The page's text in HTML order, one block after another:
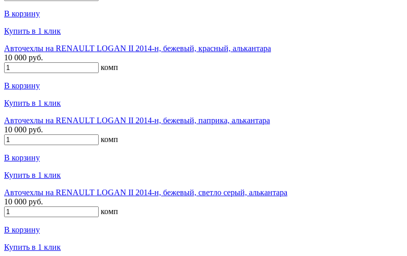
В корзину
Купить в 1 клик
Авточехлы на RENAULT LOGAN II 2014-н, бежевый, красный, алькантара
10 000 руб.
комп
В корзину
Купить в 1 клик
Авточехлы на RENAULT LOGAN II 2014-н, бежевый, паприка, алькантара
10 000 руб.
комп
В корзину
Купить в 1 клик
Авточехлы на RENAULT LOGAN II 2014-н, бежевый, светло серый, алькантара
10 000 руб.
комп
В корзину
Купить в 1 клик